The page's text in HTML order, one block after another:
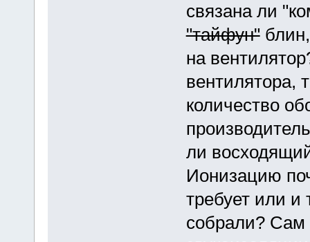
связана ли
"тайфун"блин,
на
вентилятора,
количество
ли
Ионизацию
требует или и
собрали? Сам